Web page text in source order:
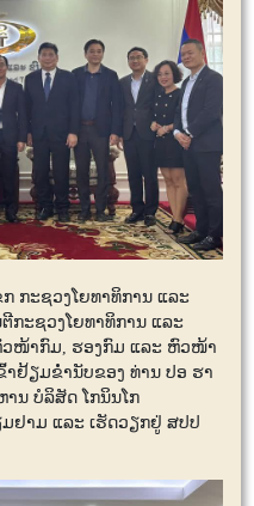
ກະຊວງໂຍທາທິການ ແລະ
ກະຊວງໂຍທາທິການ ແລະ
ໜ້າກົມ, ຮອງກົມ ແລະ ຫົວໜ້າ
າຢ້ຽມຂໍ່ານັບຂອງ ທ່ານ ປອ ຮາ
ານ ບໍລິສັດ ໂກນິນໂກ
ມຢາມ ແລະ ເຮັດວຽກຢູ່ ສປປ